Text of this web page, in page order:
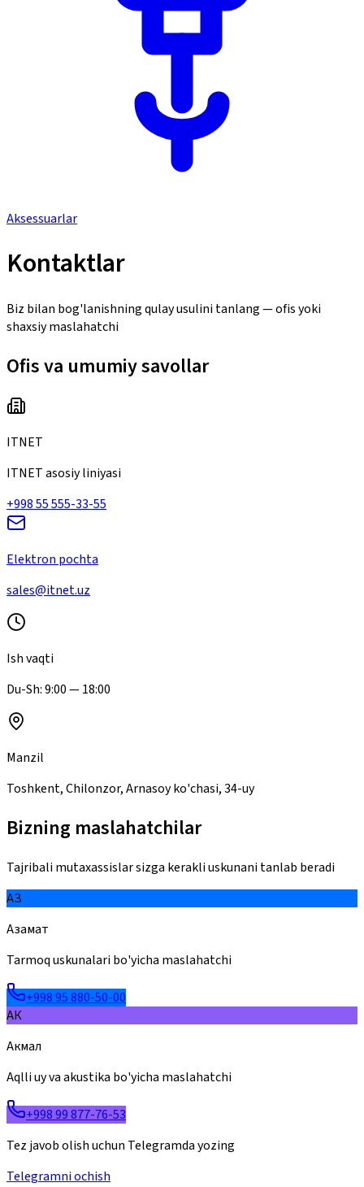
Aksessuarlar
Kontaktlar
Biz bilan bog'lanishning qulay usulini tanlang — ofis yoki
shaxsiy maslahatchi
Ofis va umumiy savollar
ITNET
ITNET asosiy liniyasi
+998 55 555-33-55
Elektron pochta
sales@itnet.uz
Ish vaqti
Du-Sh: 9:00 — 18:00
Manzil
Toshkent, Chilonzor, Arnasoy ko'chasi, 34-uy
Bizning maslahatchilar
Tajribali mutaxassislar sizga kerakli uskunani tanlab beradi
АЗ
Азамат
Tarmoq uskunalari bo'yicha maslahatchi
+998 95 880-50-00
АК
Акмал
Aqlli uy va akustika bo'yicha maslahatchi
+998 99 877-76-53
Tez javob olish uchun Telegramda yozing
Telegramni ochish